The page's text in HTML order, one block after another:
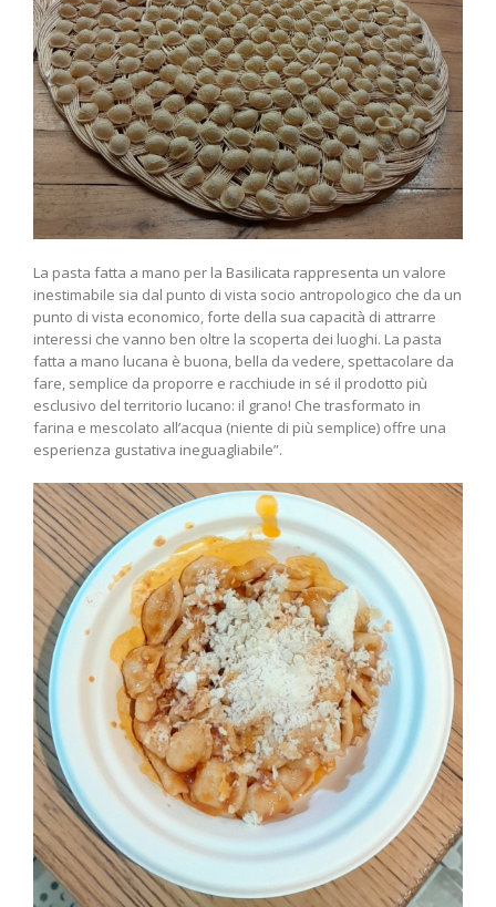
La pasta fatta a mano per la Basilicata rappresenta un valore
inestimabile sia dal punto di vista socio antropologico che da un
punto di vista economico, forte della sua capacità di attrarre
interessi che vanno ben oltre la scoperta dei luoghi. La pasta
fatta a mano lucana è buona, bella da vedere, spettacolare da
fare, semplice da proporre e racchiude in sé il prodotto più
esclusivo del territorio lucano: il grano! Che trasformato in
farina e mescolato all’acqua (niente di più semplice) offre una
esperienza gustativa ineguagliabile”.